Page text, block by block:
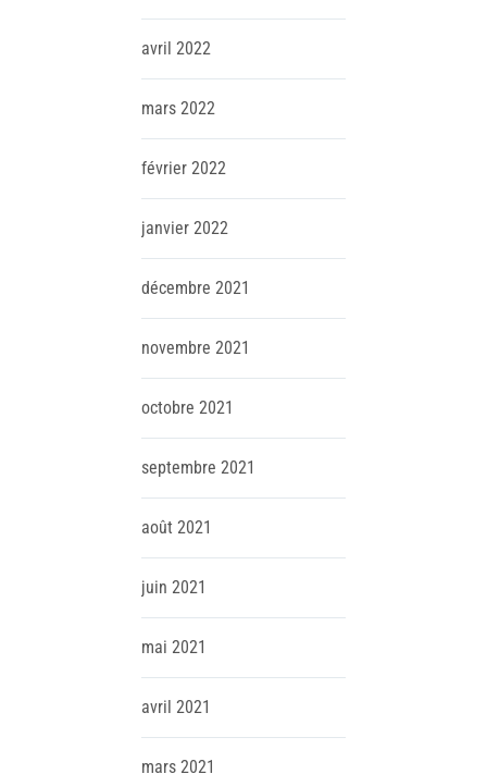
avril 2022
mars 2022
février 2022
janvier 2022
décembre 2021
novembre 2021
octobre 2021
septembre 2021
août 2021
juin 2021
mai 2021
avril 2021
mars 2021